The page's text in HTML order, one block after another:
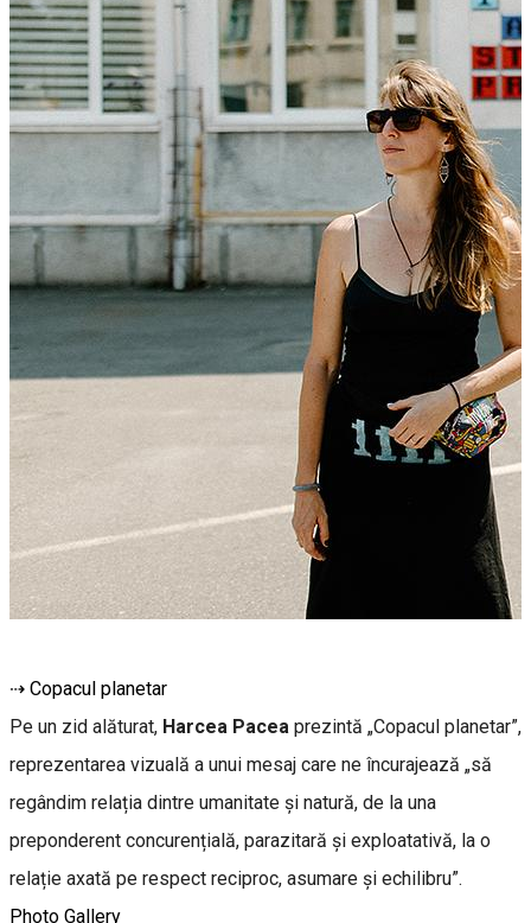
⇢ Copacul planetar
Pe un zid alăturat, Harcea Pacea prezintă „Copacul planetar”,
reprezentarea vizuală a unui mesaj care ne încurajează „să
regândim relația dintre umanitate și natură, de la una
preponderent concurențială, parazitară și exploatativă, la o
relație axată pe respect reciproc, asumare și echilibru”.
Photo Gallery